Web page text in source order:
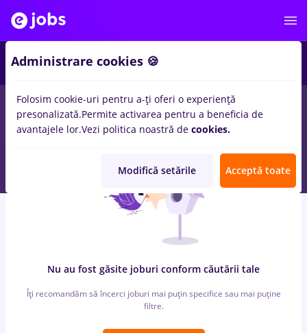
locuri de muncaarhivist, Part time inIasi (Iasi)pentru
Student, Entry-Level (< 2 ani)inBanci
Nu au fost găsite joburi conform căutării tale
Îți recomandăm să încerci joburi mai puțin specifice sau mai puține
filtre.
Administrare cookies 🍪
Folosim cookie-uri pentru a-ți oferi o experiență
presonalizată.Permite activarea pentru a beneficia de
avantajele lor.Vezi politica noastră de cookies.
Modifică setările Acceptă toate